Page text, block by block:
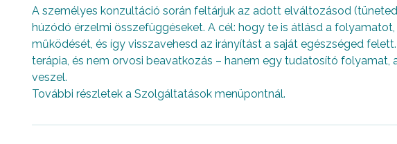
A személyes konzultáció során feltárjuk az adott elváltozásod
húzódó érzelmi összefüggéseket. A cél: hogy te is átlásd a
működését, és így visszavehesd az irányítást a saját egészséged
terápia, és nem orvosi beavatkozás – hanem egy tudatosító folyamat,
veszel.
További részletek a Szolgáltatások menüpontnál.